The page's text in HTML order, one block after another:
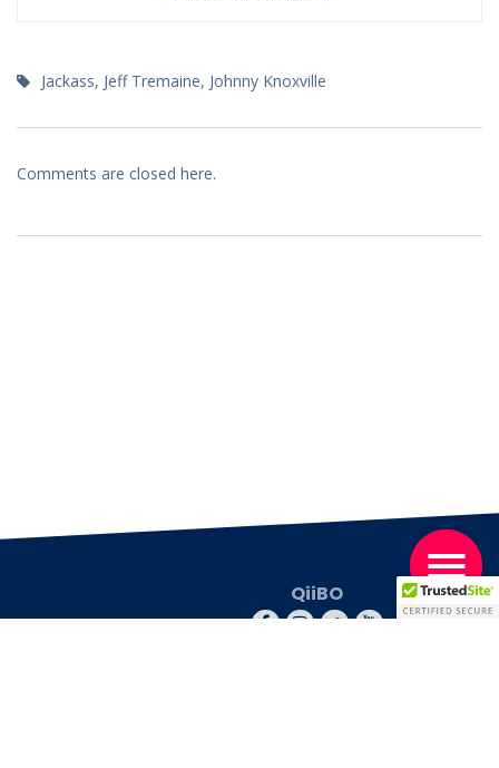
Jackass, Jeff Tremaine, Johnny Knoxville
Comments are closed here.
QiiBO